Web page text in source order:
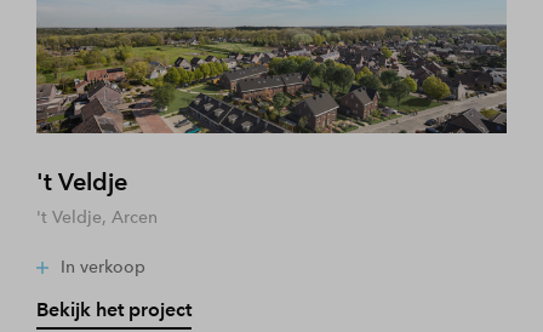
't Veldje
't Veldje, Arcen
In verkoop
Bekijk het project